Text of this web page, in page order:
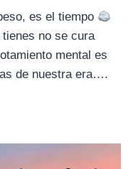
es el tiempo
no se cura
mental es
de nuestra era….